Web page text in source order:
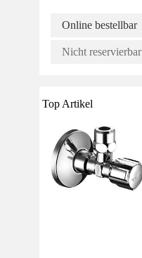
Online bestellbar
Nicht reservierbar
Top Artikel